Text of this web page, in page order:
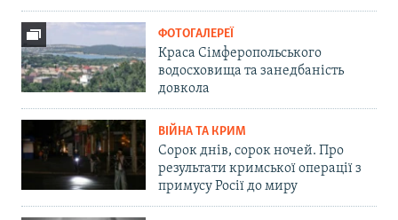
ФОТОГАЛЕРЕЇ
Краса Сімферопольського
водосховища та занедбаність
довкола
ВІЙНА ТА КРИМ
Сорок днів, сорок ночей. Про
результати кримської операції з
примусу Росії до миру